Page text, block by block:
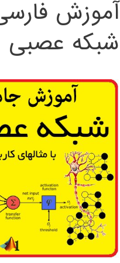
آموزش
شبکه عصبی